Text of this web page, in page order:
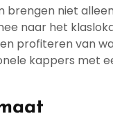
brengen niet
naar het
profiteren van
kappers met